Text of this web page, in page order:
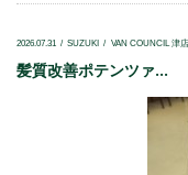
2026.07.31 SUZUKI VAN COUNCIL 津店
髪質改善ポテンツァ...